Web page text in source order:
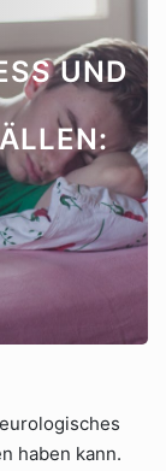
UND
haben kann.